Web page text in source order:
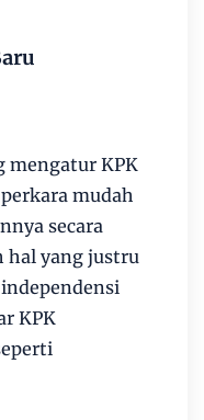
mengatur KPK
mudah
secara
hal yang justru
KPK